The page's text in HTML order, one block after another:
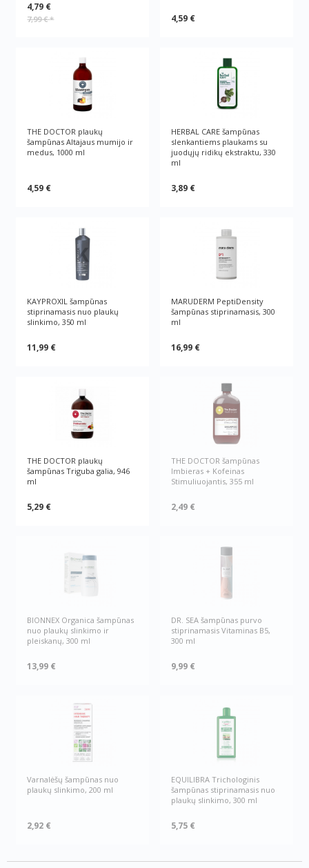
4,79 €
7,99 €* 4,59 €
THE DOCTOR plaukų
šampūnas Altajaus mumijo ir
medus, 1000 ml
4,59 €
HERBAL CARE šampūnas
slenkantiems plaukams su
juodųjų ridikų ekstraktu, 330
ml
3,89 €
KAYPROXIL šampūnas
stiprinamasis nuo plaukų
slinkimo, 350 ml
11,99 €
MARUDERM PeptiDensity
šampūnas stiprinamasis, 300
ml
16,99 €
THE DOCTOR plaukų
šampūnas Triguba galia, 946
ml
5,29 €
THE DOCTOR šampūnas
Imbieras + Kofeinas
Stimuliuojantis, 355 ml
2,49 €
BIONNEX Organica šampūnas
nuo plaukų slinkimo ir
pleiskanų, 300 ml
13,99 €
DR. SEA šampūnas purvo
stiprinamasis Vitaminas B5,
300 ml
9,99 €
Varnalėšų šampūnas nuo
plaukų slinkimo, 200 ml
2,92 €
EQUILIBRA Trichologinis
šampūnas stiprinamasis nuo
plaukų slinkimo, 300 ml
5,75 €